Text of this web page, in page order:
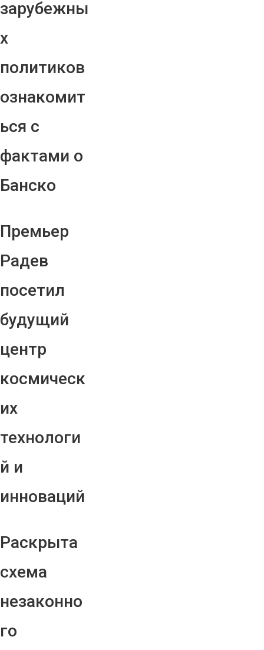
зарубежны
х
политиков
ознакомит
ься с
фактами о
Банско
Премьер
Радев
посетил
будущий
центр
космическ
их
технологи
й и
инноваций
Раскрыта
схема
незаконно
го